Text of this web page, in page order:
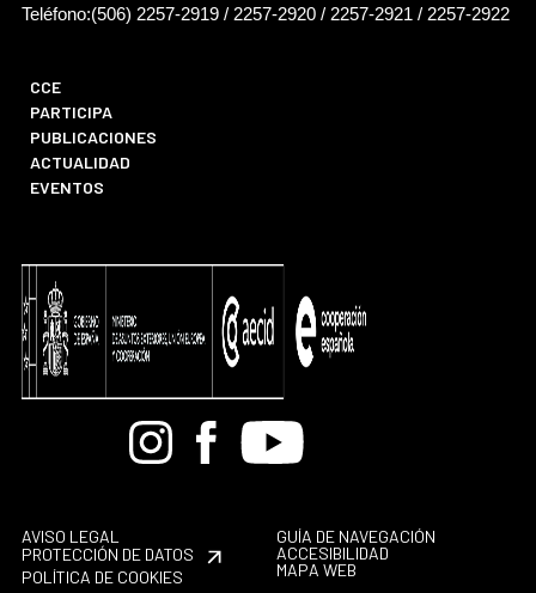
Teléfono:(506) 2257-2919 / 2257-2920 / 2257-2921 / 2257-2922
CCE
PARTICIPA
PUBLICACIONES
ACTUALIDAD
EVENTOS
BandcampInstagramFacebook
Youtube
AVISO LEGAL
PROTECCIÓN DE DATOS
POLÍTICA DE COOKIES
GUÍA DE NAVEGACIÓN
ACCESIBILIDAD
MAPA WEB